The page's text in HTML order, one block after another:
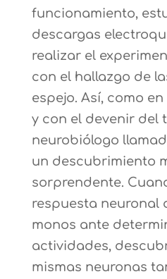
funcionamiento,
descargas
realizar el
con el hallazgo de
espejo. Así, como
y con el devenir del
neurobiólogo
un descubrimiento
sorprendente.
respuesta neuronal
monos ante
actividades,
mismas neuronas